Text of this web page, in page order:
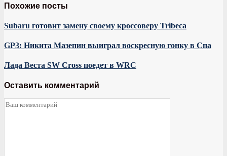
Похожие посты
Subaru готовит замену своему кроссоверу Tribeca
GP3: Никита Мазепин выиграл воскресную гонку в Спа
Лада Веста SW Cross поедет в WRC
Оставить комментарий